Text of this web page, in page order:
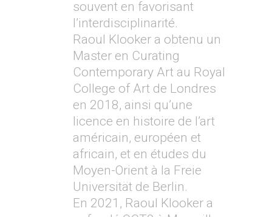
souvent en favorisant
l’interdisciplinarité.
Raoul Klooker a obtenu un
Master en Curating
Contemporary Art au Royal
College of Art de Londres
en 2018, ainsi qu’une
licence en histoire de l’art
américain, européen et
africain, et en études du
Moyen-Orient à la Freie
Universität de Berlin.
En 2021, Raoul Klooker a